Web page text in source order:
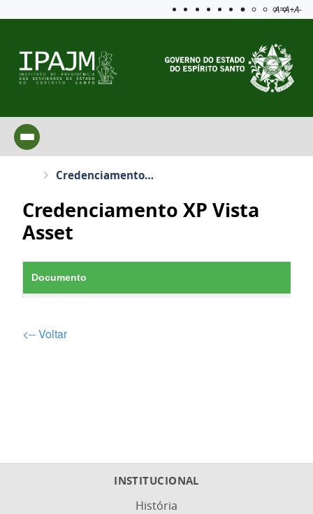
Aplicar
A=A+A-
Credenciamento XP Vista Asset
Credenciamento XP Vista
Asset
Documento
<-- Voltar
INSTITUCIONAL
História